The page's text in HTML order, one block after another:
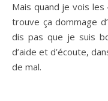
Mais quand je vois les
trouve ça dommage
dis pas que je suis
d’aide et d’écoute,
de mal.